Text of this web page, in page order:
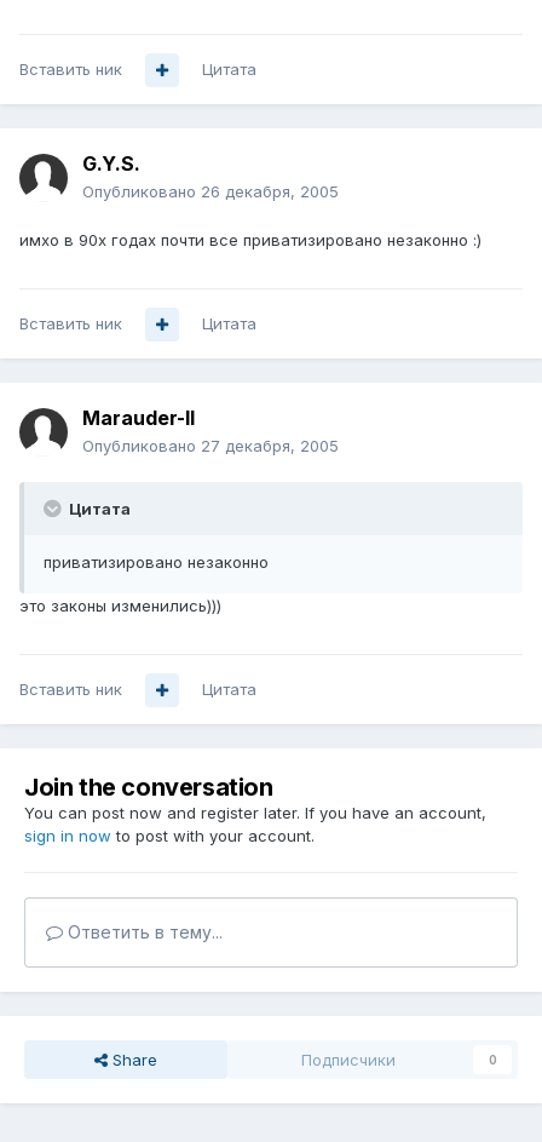
Вставить ник Цитата
G.Y.S.
Опубликовано 26 декабря, 2005
имхо в 90х годах почти все приватизировано незаконно :)
Вставить ник Цитата
Marauder-II
Опубликовано 27 декабря, 2005
Цитата
приватизировано незаконно
это законы изменились)))
Вставить ник Цитата
Join the conversation
You can post now and register later. If you have an account,
sign in now to post with your account.
Ответить в тему...
Share Подписчики 0